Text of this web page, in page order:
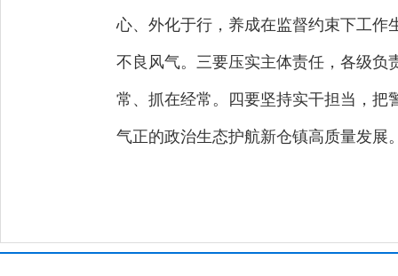
心、外化于行，养成在监督约束下工作
不良风气。三要压实主体责任，各级
常、抓在经常。四要坚持实干担当，把
气正的政治生态护航新仓镇高质量发展